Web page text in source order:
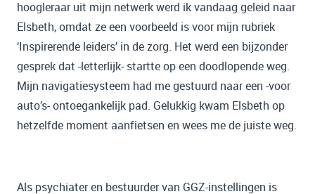
hoogleraar uit mijn netwerk werd ik vandaag geleid naar
Elsbeth, omdat ze een voorbeeld is voor mijn rubriek
‘Inspirerende leiders’ in de zorg. Het werd een bijzonder
gesprek dat -letterlijk- startte op een doodlopende weg.
Mijn navigatiesysteem had me gestuurd naar een -voor
auto’s- ontoegankelijk pad. Gelukkig kwam Elsbeth op
hetzelfde moment aanfietsen en wees me de juiste weg.
Als psychiater en bestuurder van GGZ-instellingen is